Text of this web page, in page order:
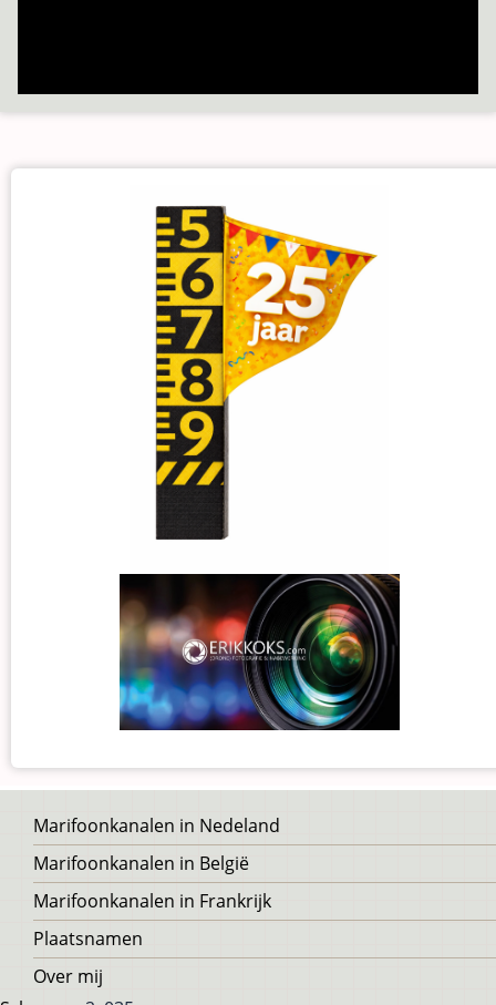
Voet
Marifoonkanalen in Nedeland
Marifoonkanalen in België
Marifoonkanalen in Frankrijk
Plaatsnamen
Over mij